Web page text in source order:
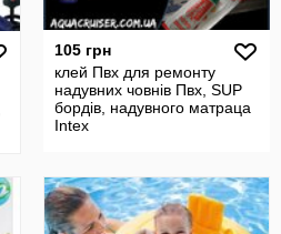
105 грн
клей Пвх для ремонту
надувних човнів Пвх, SUP
бордів, надувного матраца
Intex